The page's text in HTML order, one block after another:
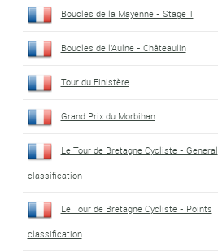
Boucles de la Mayenne - Stage 1
Boucles de l'Aulne - Châteaulin
Tour du Finistère
Grand Prix du Morbihan
Le Tour de Bretagne Cycliste - General
classification
Le Tour de Bretagne Cycliste - Points
classification